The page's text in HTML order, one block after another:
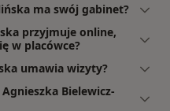
ma swój gabinet?
przyjmuje online,
w placówce?
umawia wizyty?
Bielewicz-